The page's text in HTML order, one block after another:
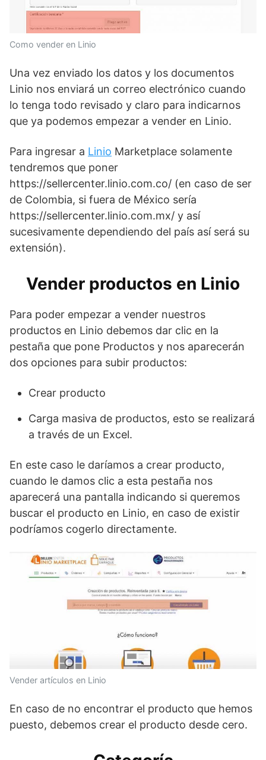
Como vender en Linio
Una vez enviado los datos y los documentos
Linio nos enviará un correo electrónico cuando
lo tenga todo revisado y claro para indicarnos
que ya podemos empezar a vender en Linio.
Para ingresar a Linio Marketplace solamente
tendremos que poner
https://sellercenter.linio.com.co/ (en caso de ser
de Colombia, si fuera de México sería
https://sellercenter.linio.com.mx/ y así
sucesivamente dependiendo del país así será su
extensión).
Vender productos en Linio
Para poder empezar a vender nuestros
productos en Linio debemos dar clic en la
pestaña que pone Productos y nos aparecerán
dos opciones para subir productos:
Crear producto
Carga masiva de productos, esto se realizará
a través de un Excel.
En este caso le daríamos a crear producto,
cuando le damos clic a esta pestaña nos
aparecerá una pantalla indicando si queremos
buscar el producto en Linio, en caso de existir
podríamos cogerlo directamente.
Vender artículos en Linio
En caso de no encontrar el producto que hemos
puesto, debemos crear el producto desde cero.